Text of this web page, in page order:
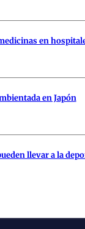
en
en Japón
llevar a la